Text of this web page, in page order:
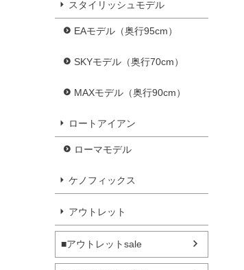
スタイリッシュモデル
EAモデル（奥行95cm）
SKYモデル（奥行70cm）
MAXモデル（奥行90cm）
ロートアイアン
ローマモデル
ケノフィックス
アウトレット
■アウトレットsale